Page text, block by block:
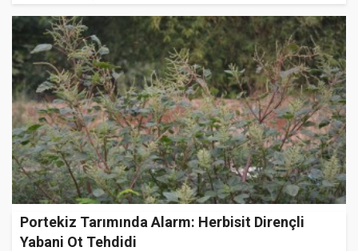
Portekiz Tarımında Alarm: Herbisit Dirençli
Yabani Ot Tehdidi